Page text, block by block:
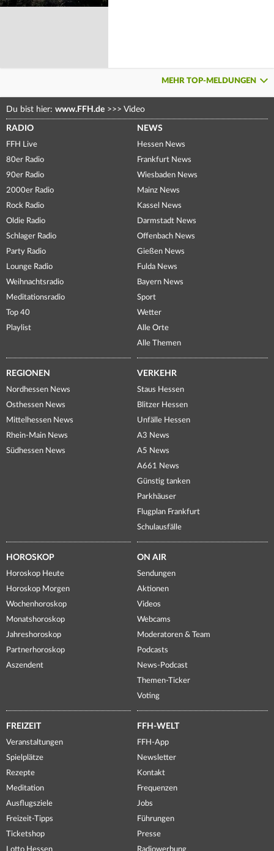
MEHR TOP-MELDUNGEN
Du bist hier: www.FFH.de >>> Video
RADIO
FFH Live
80er Radio
90er Radio
2000er Radio
Rock Radio
Oldie Radio
Schlager Radio
Party Radio
Lounge Radio
Weihnachtsradio
Meditationsradio
Top 40
Playlist
NEWS
Hessen News
Frankfurt News
Wiesbaden News
Mainz News
Kassel News
Darmstadt News
Offenbach News
Gießen News
Fulda News
Bayern News
Sport
Wetter
Alle Orte
Alle Themen
REGIONEN
Nordhessen News
Osthessen News
Mittelhessen News
Rhein-Main News
Südhessen News
VERKEHR
Staus Hessen
Blitzer Hessen
Unfälle Hessen
A3 News
A5 News
A661 News
Günstig tanken
Parkhäuser
Flugplan Frankfurt
Schulausfälle
HOROSKOP
Horoskop Heute
Horoskop Morgen
Wochenhoroskop
Monatshoroskop
Jahreshoroskop
Partnerhoroskop
Aszendent
ON AIR
Sendungen
Aktionen
Videos
Webcams
Moderatoren & Team
Podcasts
News-Podcast
Themen-Ticker
Voting
FREIZEIT
Veranstaltungen
Spielplätze
Rezepte
Meditation
Ausflugsziele
Freizeit-Tipps
Ticketshop
Lotto Hessen
FFH-WELT
FFH-App
Newsletter
Kontakt
Frequenzen
Jobs
Führungen
Presse
Radiowerbung